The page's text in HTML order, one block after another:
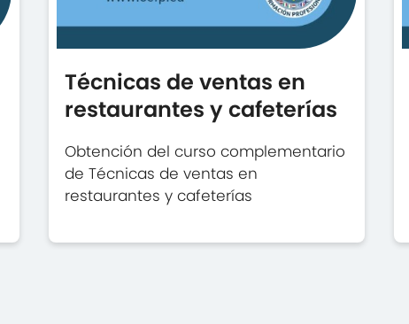
Técnicas de ventas en
restaurantes y cafeterías
Obtención del curso complementario
de Técnicas de ventas en
restaurantes y cafeterías